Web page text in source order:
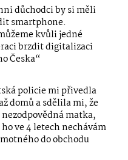
důchodci by si měli
smartphone.
kvůli jedné
brzdit digitalizaci
Česka“
policie mi přivedla
domů a sdělila mi, že
nezodpovědná matka,
ve 4 letech nechávám
do obchodu